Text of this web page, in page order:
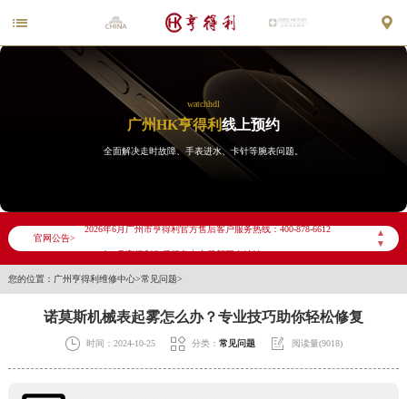
 
watchhdl
广州HK亨得利线上预约
全面解决走时故障、手表进水、卡针等腕表问题。
官网公告>
▲
▼
2026年6月广州市亨得利官方售后客户服务热线：400-878-6612
2026年6月亨得利售后服务中心最新网点地址：
您的位置： 广州亨得利维修中心>常见问题>
诺莫斯机械表起雾怎么办？专业技巧助你轻松修复
 时间：2024-10-25  分类： 常见问题  阅读量(9018)